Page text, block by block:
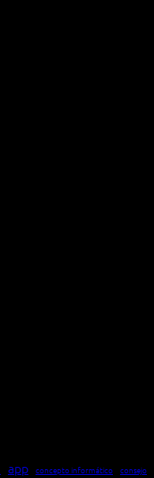
app concepto informático consejo